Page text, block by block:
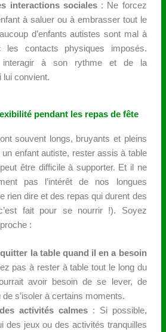
interactions sociales: Ne forcez
à saluer ou à embrasser tout le
d’enfants autistes sont mal à
les contacts physiques imposés.
interagir à son rythme et de la
lui convient.
pendant les repas de fête
souvent longs, bruyants et pleins
enfant autiste, rester assis à table
être difficile à supporter. Et il ne
pas l’intérêt de nos longues
rien dire et des repas qui durent des
fait pour se nourrir !). Soyez
:
la table quand il en a besoin
pas à rester à table tout le long du
avoir besoin de se lever, de
s’isoler à certains moments.
activités calmes: Si possible,
des jeux ou des activités tranquilles